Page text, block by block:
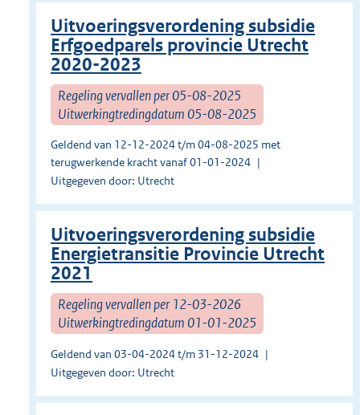
Uitvoeringsverordening subsidie
Erfgoedparels provincie Utrecht
2020-2023
Regeling vervallen per 05-08-2025
Uitwerkingtredingdatum 05-08-2025
Geldend van 12-12-2024 t/m 04-08-2025 met
terugwerkende kracht vanaf 01-01-2024
Uitgegeven door: Utrecht
Uitvoeringsverordening subsidie
Energietransitie Provincie Utrecht
2021
Regeling vervallen per 12-03-2026
Uitwerkingtredingdatum 01-01-2025
Geldend van 03-04-2024 t/m 31-12-2024
Uitgegeven door: Utrecht